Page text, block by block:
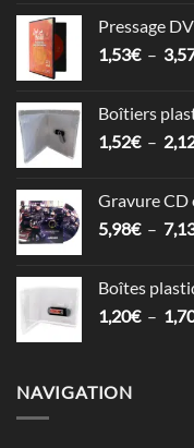
Pressage
1,53€ –
Boîtiers
1,52€ –
Gravure CD
5,98€ –
Boîtes
1,20€ –
NAVIGATION